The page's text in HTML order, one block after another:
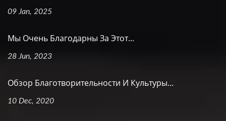
09 Jan, 2025
Мы Очень Благодарны За Этот...
28 Jun, 2023
Обзор Благотворительности И Культуры...
10 Dec, 2020